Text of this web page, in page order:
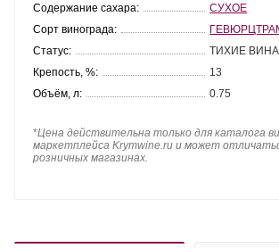
Содержание сахара:
СУХОЕ
Сорт винограда:
Статус:
ТИХИЕ ВИНА
Крепость, %:
13
Объём, л:
0.75
*Цена действительна только для каталога
маркетплейса Krymwine.ru и может
розничных магазинах.